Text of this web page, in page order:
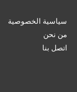
سياسية الخصوصية
من نحن
اتصل بنا